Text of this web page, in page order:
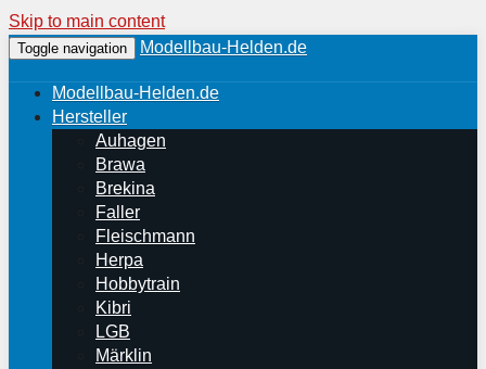
Skip to main content
Toggle navigation Modellbau-Helden.de
Modellbau-Helden.de
Hersteller
Auhagen
Brawa
Brekina
Faller
Fleischmann
Herpa
Hobbytrain
Kibri
LGB
Märklin